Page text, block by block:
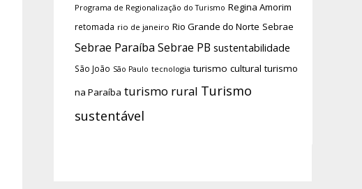
Programa de Regionalização do Turismo Regina Amorim
retomada rio de janeiro Rio Grande do Norte Sebrae
Sebrae Paraíba Sebrae PB sustentabilidade
São João São Paulo tecnologia turismo cultural turismo
na Paraíba turismo rural Turismo
sustentável